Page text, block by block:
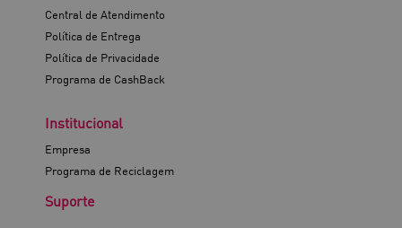
Central de Atendimento
Política de Entrega
Política de Privacidade
Programa de CashBack
Institucional
Empresa
Programa de Reciclagem
Suporte